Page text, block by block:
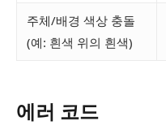
주체/배경 색상 충돌
(예: 흰색 위의 흰색)
에러 코드